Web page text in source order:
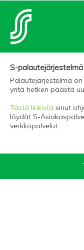
S-palautejärjestelmä
Palautejärjestelmä
yritä hetken päästä
Tästä linkistä sinut
löydät S-
verkkopalvelut.